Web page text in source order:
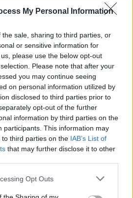
My Personal Information
sale, sharing to third parties, or
or sensitive information for
please use the below opt-out
Please note that after your
you may continue seeing
on personal information utilized by
disclosed to third parties prior to
opt-out of the further
information by third parties on the
participants. This information may
third parties on the IAB’s List of
that may further disclose it to other
Opt Outs
ANCHE